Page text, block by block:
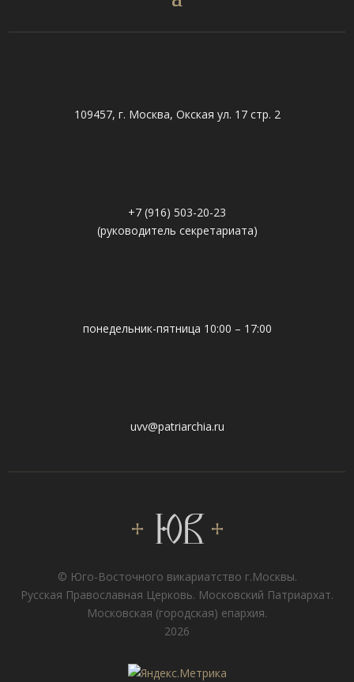
109457, г. Москва, Окская ул. 17 стр. 2
+7 (916) 503-20-23
(руководитель секретариата)
понедельник-пятница 10:00 – 17:00
uvv@patriarchia.ru
© Юго-Восточного викариатствo г.Москвы.
Русская Православная Церковь. Московский Патриархат.
Московская (городская) епархия.
2026